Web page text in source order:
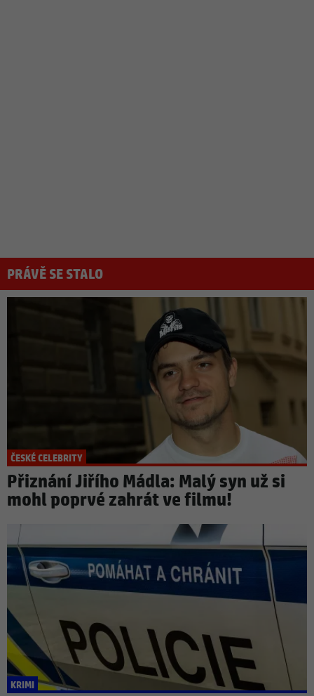
PRÁVĚ SE STALO
ČESKÉ CELEBRITY
Přiznání Jiřího Mádla: Malý syn už si
mohl poprvé zahrát ve filmu!
KRIMI